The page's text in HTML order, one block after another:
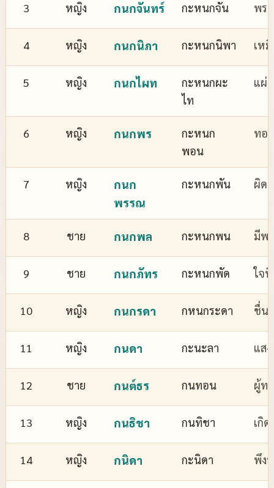
3 หญิง กนกจันทร์ กะหนกจัน พร
4 หญิง กนกนิภา กะหนกนิพา เห
5 หญิง กนกไผท
กะหนกผะ
ไท
แผ่
6 หญิง กนกพร
กะหนก
พอน
ทอ
7 หญิง
กนก
พรรณ
กะหนกพัน ผิด
8 ชาย กนกพล กะหนกพน มีพ
9 ชาย กนกภัทร กะหนกพัด ใจ
10 หญิง กนกรดา กหนกระดา ชื่น
11 หญิง กนดา กะนะลา แสง
12 ชาย กนต์ธร กนทอน ผู้ท
13 หญิง กนธิชา กนทิชา เกิด
14 หญิง กนิดา กะนิดา พึง